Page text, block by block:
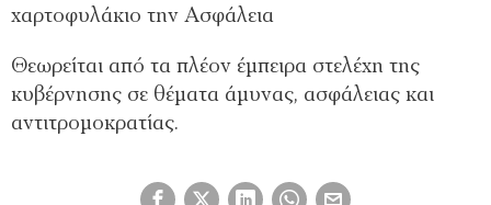
χαρτοφυλάκιο την Ασφάλεια
Θεωρείται από τα πλέον έμπειρα στελέχη της
κυβέρνησης σε θέματα άμυνας, ασφάλειας και
αντιτρομοκρατίας.